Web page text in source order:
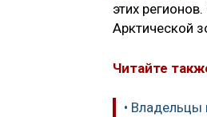
этих
Арктической
Читайте
•